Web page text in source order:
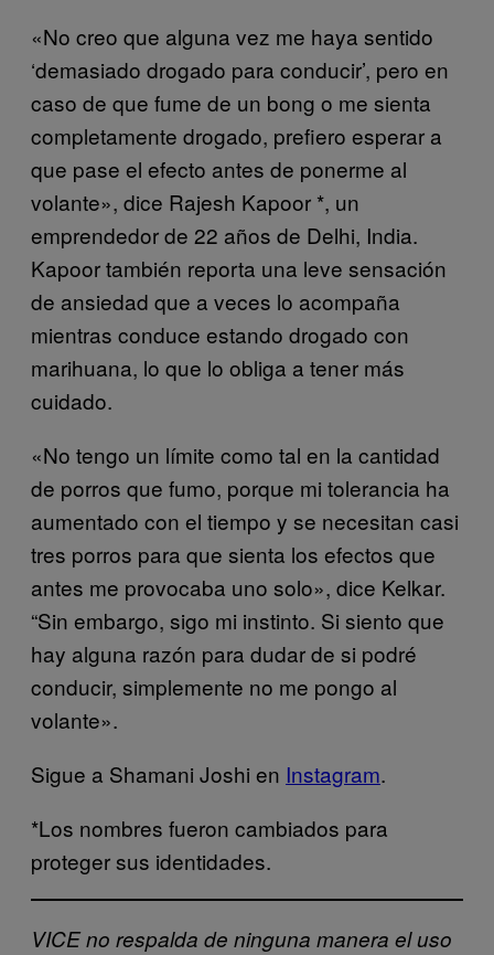
«No creo que alguna vez me haya sentido
‘demasiado drogado para conducir’, pero en
caso de que fume de un bong o me sienta
completamente drogado, prefiero esperar a
que pase el efecto antes de ponerme al
volante», dice Rajesh Kapoor *, un
emprendedor de 22 años de Delhi, India.
Kapoor también reporta una leve sensación
de ansiedad que a veces lo acompaña
mientras conduce estando drogado con
marihuana, lo que lo obliga a tener más
cuidado.
«No tengo un límite como tal en la cantidad
de porros que fumo, porque mi tolerancia ha
aumentado con el tiempo y se necesitan casi
tres porros para que sienta los efectos que
antes me provocaba uno solo», dice Kelkar.
“Sin embargo, sigo mi instinto. Si siento que
hay alguna razón para dudar de si podré
conducir, simplemente no me pongo al
volante».
Sigue a Shamani Joshi en Instagram.
*Los nombres fueron cambiados para
proteger sus identidades.
VICE no respalda de ninguna manera el uso